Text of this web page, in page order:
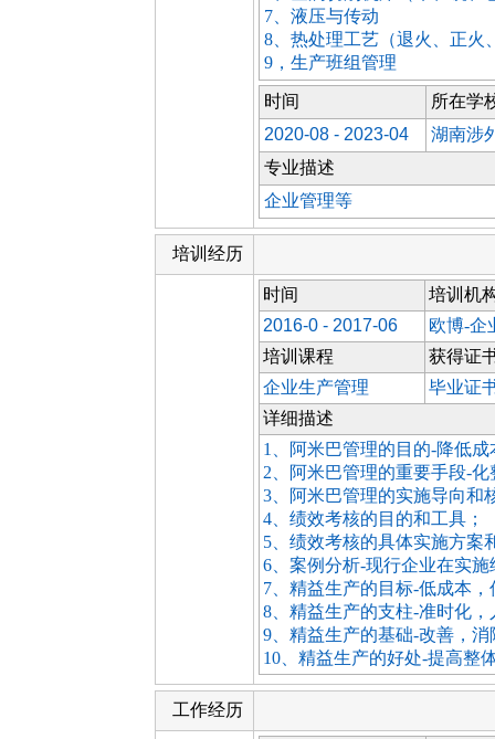
7、液压与传动
8、热处理工艺（退火、正火
9，生产班组管理
时间
所在学
2020-08 - 2023-04
湖南涉
专业描述
企业管理等
培训经历
时间
培训机
2016-0 - 2017-06
欧博-企
培训课程
获得证
企业生产管理
毕业证
详细描述
1、阿米巴管理的目的-降低成
2、阿米巴管理的重要手段-化
3、阿米巴管理的实施导向和
4、绩效考核的目的和工具；
5、绩效考核的具体实施方案
6、案例分析-现行企业在实
7、精益生产的目标-低成本
8、精益生产的支柱-准时化
9、精益生产的基础-改善，
10、精益生产的好处-提高整
工作经历